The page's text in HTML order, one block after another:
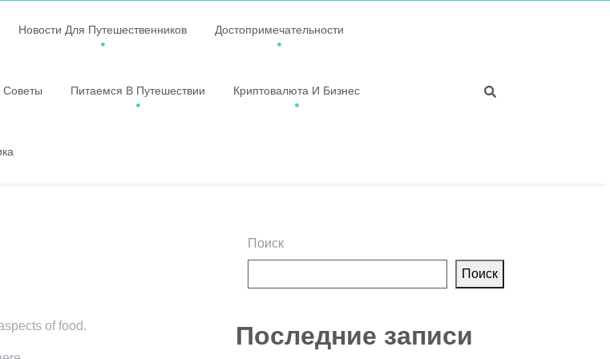
Новости Для Путешественников Достопримечательности
Советы Питаемся В Путешествии Криптовалюта И Бизнес
of food.
Поиск
Поиск
Последние записи